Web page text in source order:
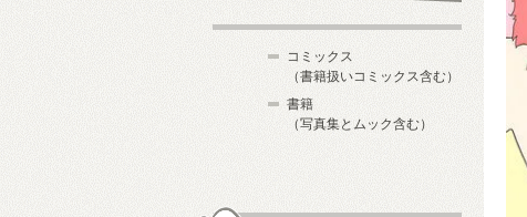
コミックス
（書籍扱いコミックス含む）
書籍
（写真集とムック含む）